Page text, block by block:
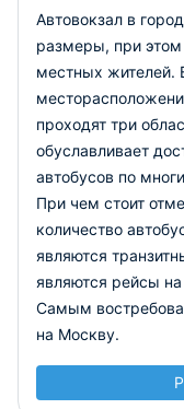
Автовокзал в
размеры, при этом
местных жителей.
проходят три
обуславливает
автобусов по
При чем стоит
количество
являются
являются рейсы
Самым
на Москву.